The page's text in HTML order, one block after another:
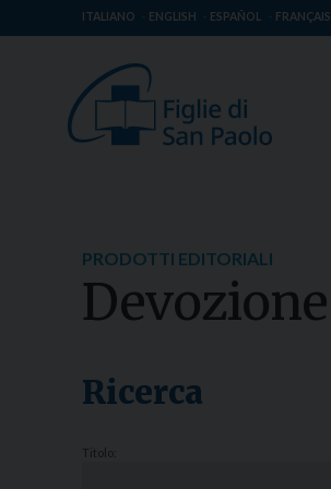
ITALIANO ENGLISH ESPAÑOL FRANÇAIS
PRODOTTI EDITORIALI
Devozione
Ricerca
Titolo: